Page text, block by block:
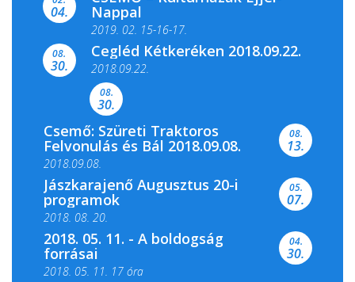
04. Nappal
2019. 02. 15-16-17.
Színes és tartalmas programokkal várja a
Csemői Községi Könyvtár és...
08.
30.
Cegléd Kétkeréken 2018.09.22.
2018.09.22.
08.
30.
Csemő: Szüreti Traktoros
Felvonulás és Bál 2018.09.08.
2018.09.08.
08.
13.
Jászkarajenő Augusztus 20-i
programok
2018. 08. 20.
05.
07.
2018. 05. 11. - A boldogság
forrásai
2018. 05. 11. 17 óra
04.
30.